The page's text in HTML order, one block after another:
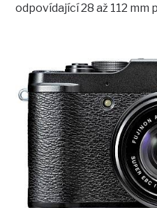
odpovídající 28 až 112 mm